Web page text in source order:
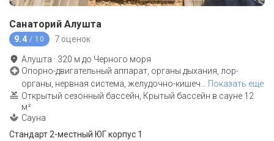
Санаторий Алушта
9.4 / 10 7 оценок
Алушта · 320 м до Черного моря
Опорно-двигательный аппарат, органы дыхания, лор-
органы, нервная система, желудочно-кишеч
Показать еще
Открытый сезонный бассейн, Крытый бассейн в сауне 12
м²
Сауна
Стандарт 2-местный ЮГ корпус 1